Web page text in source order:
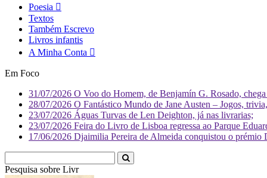
Poesia
Textos
Também Escrevo
Livros infantis
A Minha Conta
Em Foco
31/07/2026 O Voo do Homem, de Benjamín G. Rosado,
28/07/2026 O Fantástico Mundo de Jane Austen – Jogos,
23/07/2026 Águas Turvas de Len Deighton, já nas livrarias;
23/07/2026 Feira do Livro de Lisboa regressa ao Parque
17/06/2026 Djaimilia Pereira de Almeida conquistou o
Pesquisa sobre Literatura